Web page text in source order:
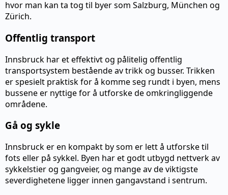
hvor man kan ta tog til byer som Salzburg, München og
Zürich.
Offentlig transport
Innsbruck har et effektivt og pålitelig offentlig
transportsystem bestående av trikk og busser. Trikken
er spesielt praktisk for å komme seg rundt i byen, mens
bussene er nyttige for å utforske de omkringliggende
områdene.
Gå og sykle
Innsbruck er en kompakt by som er lett å utforske til
fots eller på sykkel. Byen har et godt utbygd nettverk av
sykkelstier og gangveier, og mange av de viktigste
severdighetene ligger innen gangavstand i sentrum.